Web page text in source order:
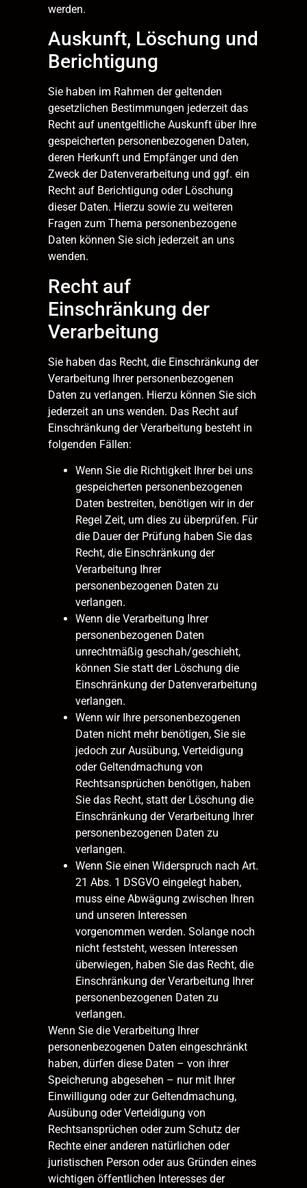
werden.
Auskunft, Löschung und
Berichtigung
Sie haben im Rahmen der geltenden
gesetzlichen Bestimmungen jederzeit das
Recht auf unentgeltliche Auskunft über Ihre
gespeicherten personenbezogenen Daten,
deren Herkunft und Empfänger und den
Zweck der Datenverarbeitung und ggf. ein
Recht auf Berichtigung oder Löschung
dieser Daten. Hierzu sowie zu weiteren
Fragen zum Thema personenbezogene
Daten können Sie sich jederzeit an uns
wenden.
Recht auf
Einschränkung der
Verarbeitung
Sie haben das Recht, die Einschränkung der
Verarbeitung Ihrer personenbezogenen
Daten zu verlangen. Hierzu können Sie sich
jederzeit an uns wenden. Das Recht auf
Einschränkung der Verarbeitung besteht in
folgenden Fällen:
Wenn Sie die Richtigkeit Ihrer bei uns
gespeicherten personenbezogenen
Daten bestreiten, benötigen wir in der
Regel Zeit, um dies zu überprüfen. Für
die Dauer der Prüfung haben Sie das
Recht, die Einschränkung der
Verarbeitung Ihrer
personenbezogenen Daten zu
verlangen.
Wenn die Verarbeitung Ihrer
personenbezogenen Daten
unrechtmäßig geschah/geschieht,
können Sie statt der Löschung die
Einschränkung der Datenverarbeitung
verlangen.
Wenn wir Ihre personenbezogenen
Daten nicht mehr benötigen, Sie sie
jedoch zur Ausübung, Verteidigung
oder Geltendmachung von
Rechtsansprüchen benötigen, haben
Sie das Recht, statt der Löschung die
Einschränkung der Verarbeitung Ihrer
personenbezogenen Daten zu
verlangen.
Wenn Sie einen Widerspruch nach Art.
21 Abs. 1 DSGVO eingelegt haben,
muss eine Abwägung zwischen Ihren
und unseren Interessen
vorgenommen werden. Solange noch
nicht feststeht, wessen Interessen
überwiegen, haben Sie das Recht, die
Einschränkung der Verarbeitung Ihrer
personenbezogenen Daten zu
verlangen.
Wenn Sie die Verarbeitung Ihrer
personenbezogenen Daten eingeschränkt
haben, dürfen diese Daten – von ihrer
Speicherung abgesehen – nur mit Ihrer
Einwilligung oder zur Geltendmachung,
Ausübung oder Verteidigung von
Rechtsansprüchen oder zum Schutz der
Rechte einer anderen natürlichen oder
juristischen Person oder aus Gründen eines
wichtigen öffentlichen Interesses der